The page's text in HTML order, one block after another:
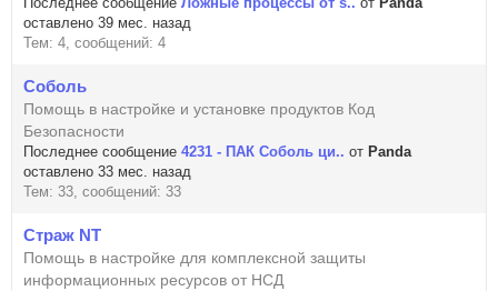
оставлено 39 мес. назад
Тем: 4, сообщений: 4
Соболь
Помощь в настройке и установке продуктов Код
Безопасности
Последнее сообщение 4231 - ПАК Соболь ци.. от Panda
оставлено 33 мес. назад
Тем: 33, сообщений: 33
Страж NT
Помощь в настройке для комплексной защиты
информационных ресурсов от НСД